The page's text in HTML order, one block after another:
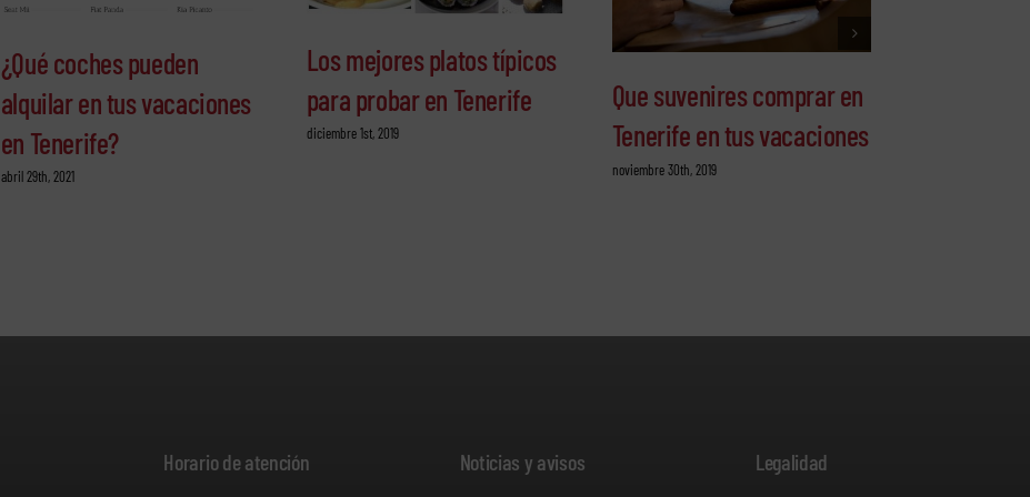
¿Qué coches pueden
alquilar en tus vacaciones
en Tenerife?
abril 29th, 2021
Los mejores platos típicos
para probar en Tenerife
diciembre 1st, 2019
Que suvenires comprar en
Tenerife en tus vacaciones
noviembre 30th, 2019
Horario de atención
Noticias y avisos
Legalidad